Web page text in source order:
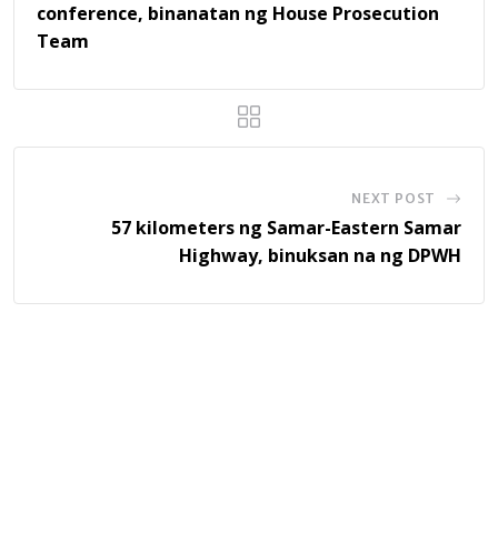
conference, binanatan ng House Prosecution
Team
NEXT POST
57 kilometers ng Samar-Eastern Samar
Highway, binuksan na ng DPWH